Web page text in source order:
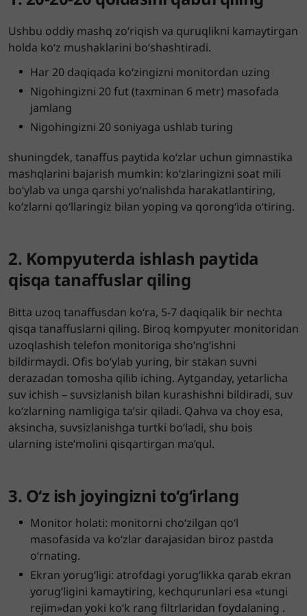
Ushbu oddiy mashq zo‘riqish va quruqlikni kamaytirgan
holda ko‘z mushaklarini bo‘shashtiradi.
Har 20 daqiqada ko‘zingizni monitordan uzing
Nigohingizni 20 fut (taxminan 6 metr) masofada
jamlang
Nigohingizni 20 soniyaga ushlab turing
shuningdek, tanaffus paytida ko‘zlar uchun gimnastika
mashqlarini bajarish mumkin: ko‘zlaringizni soat mili
bo‘ylab va unga qarshi yo‘nalishda harakatlantiring,
ko‘zlarni qo‘llaringiz bilan yoping va qorong‘ida o‘tiring.
2. Kompyuterda ishlash paytida
qisqa tanaffuslar qiling
Bitta uzoq tanaffusdan ko‘ra, 5-7 daqiqalik bir nechta
qisqa tanaffuslarni qiling. Biroq kompyuter monitoridan
uzoqlashish telefon monitoriga sho‘ng‘ishni
bildirmaydi. Ofis bo‘ylab yuring, bir stakan suvni
derazadan tomosha qilib iching. Aytganday, yetarlicha
suv ichish – suvsizlanish bilan kurashishni bildiradi, suv
ko‘zlarning namligiga ta’sir qiladi. Qahva va choy esa,
aksincha, suvsizlanishga turtki bo‘ladi, shu bois
ularning iste’molini qisqartirgan ma’qul.
3. O‘z ish joyingizni to‘g‘irlang
Monitor holati: monitorni cho‘zilgan qo‘l
masofasida va ko‘zlar darajasidan biroz pastda
o‘rnating.
Ekran yorug‘ligi: atrofdagi yorug‘likka qarab ekran
yorug‘ligini kamaytiring, kechqurunlari esa «tungi
rejim»dan yoki ko‘k rang filtrlaridan foydalaning .